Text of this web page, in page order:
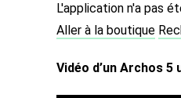
L'application n'a pas
Aller à la boutique
Vidéo d’un Archos